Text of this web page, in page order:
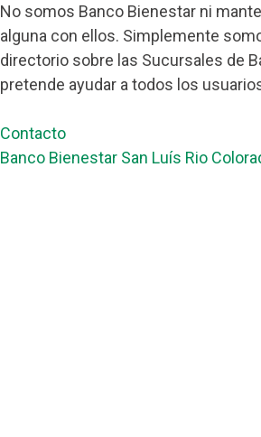
No somos Banco Bienestar ni
alguna con ellos. Simplemente
directorio sobre las Sucursales de
pretende ayudar a todos los
Contacto
Banco Bienestar San Luís Rio